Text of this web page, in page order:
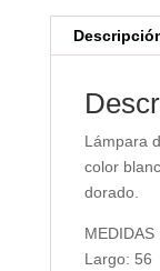
Lámpara
color
dorado.
MEDIDAS
Largo: 56